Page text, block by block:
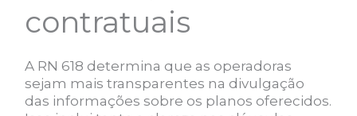
contratuais
A RN 618 determina que as operadoras
sejam mais transparentes na divulgação
das informações sobre os planos oferecidos.